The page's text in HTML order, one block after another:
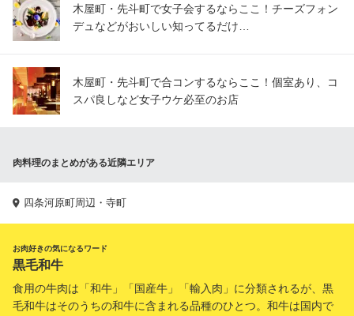
木屋町・先斗町で女子会するならここ！チーズフォン
デュなどがおいしい知ってるだけ…
木屋町・先斗町で合コンするならここ！個室あり、コ
スパ良しなど女子ウケ必至のお店
肉料理のまとめがある近隣エリア
四条河原町周辺・寺町
お肉好きの気になるワード
黒毛和牛
食用の牛肉は「和牛」「国産牛」「輸入肉」に分類されるが、黒
毛和牛はそのうちの和牛に含まれる品種のひとつ。和牛は国内で